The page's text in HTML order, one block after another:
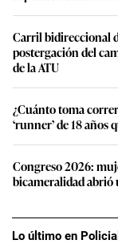
Carril bidireccional
postergación del
de la ATU
¿Cuánto toma
‘runner’ de 18 años
Congreso 2026:
bicameralidad abrió
Lo último en